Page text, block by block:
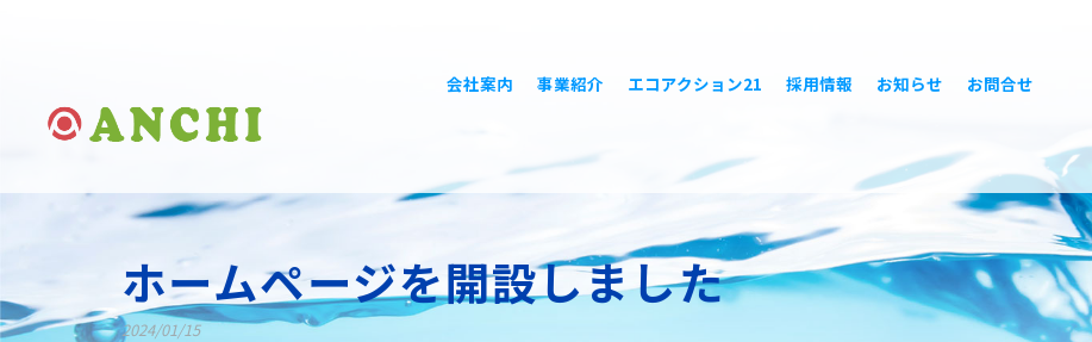
会社案内 事業紹介 エコアクション21 採用情報 お知らせ お問合せ
ホームページを開設しました
2024/01/15